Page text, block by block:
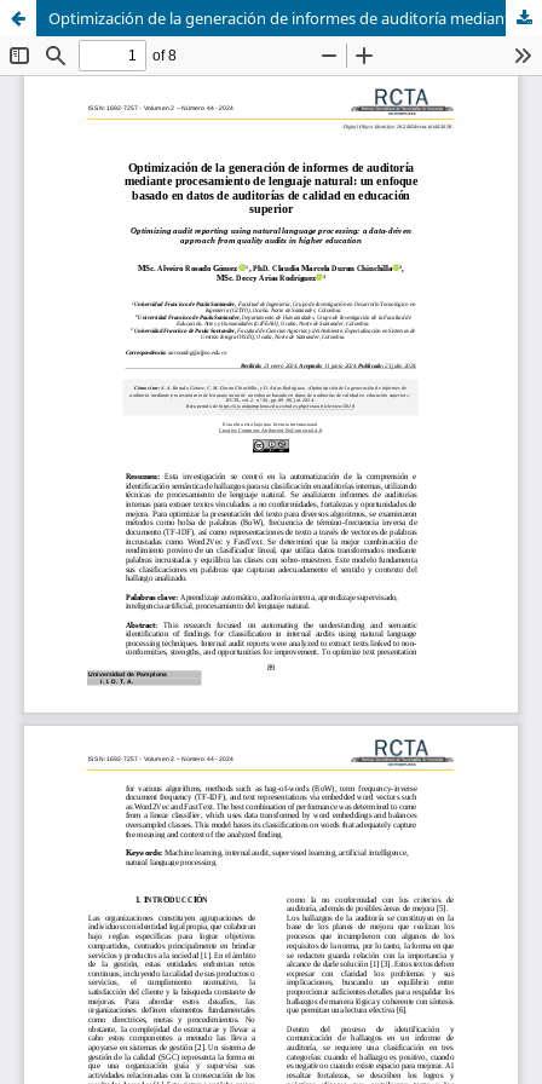
Optimización de la generación de informes de auditoría mediante procesamiento de lenguaje natural: un enfoque basado en datos de auditorías de calidad en educación superior